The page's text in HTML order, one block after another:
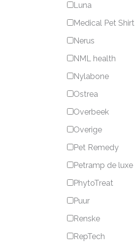
Luna
Medical Pet Shirt
Nerus
NML health
Nylabone
Ostrea
Overbeek
Overige
Pet Remedy
Petramp de luxe
PhytoTreat
Puur
Renske
RepTech